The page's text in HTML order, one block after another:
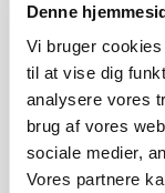
Denne
Vi bruger
til at vise dig
analysere vores
brug af vores
sociale medier,
Vores partnere
Prisgab på 20
presser